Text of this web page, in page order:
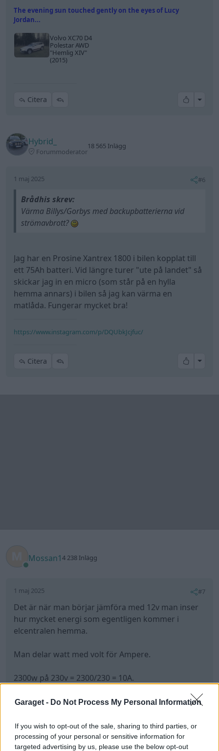
Garaget - Do Not Process My Personal Information
If you wish to opt-out of the sale, sharing to third parties, or
processing of your personal or sensitive information for
targeted advertising by us, please use the below opt-out
The evening sun touched gently on the eyes of Lucy
Jordan...
Volvo XC70 D4
Polestar AWD
"Hemlig XIV"
(2015)
Citera All
Hybrid_
Forummoderator
18 565 Inlägg
1 maj 2025 #6
Brådhis skrev:
Värma Billys/Gorbys med backupbatterierna vid
strömavbrott?
Jag har en Prosine Xantrex 1800 i bilen kopplat till
ett 75Ah batteri. Vid längre turer "ute på landet" så
skickar jag in en micro (som står på en hylla
hemma annars) i bilen så jag kan värma en
matlåda. Fungerar mycket bra!
https://www.instagram.com/p/DQUbkJcjfuc/
Citera All
2300w på 12v = 2300/12 = ca 192A.
verkningsgrad, så förluster tillkommer på 12v
Amperen.
Kuriosa:
landet av just anledningen ovan. Förlusterna och
kabelarean nödvändig minskar radikalt med högre
spänning. Går även dom som likström. HVDC. High
Voltage Direkt Current.
Upp till 800.000v (800kv) i större elöverföriingar
Rekordet är en flera hundra mil elöverföring i Kina
med 1100kv. = 1.1miljoner volt.